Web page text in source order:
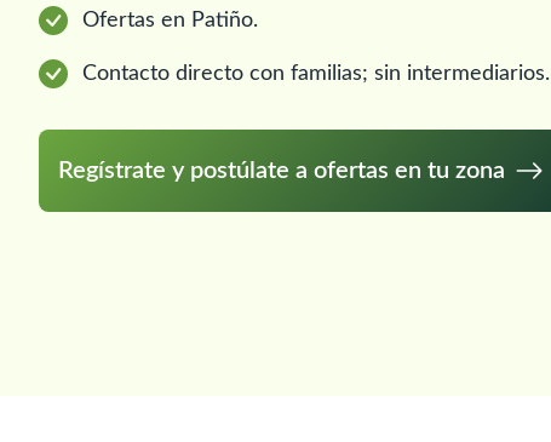
Ofertas en Patiño.
Contacto directo con familias; sin intermediarios.
Regístrate y postúlate a ofertas en tu zona